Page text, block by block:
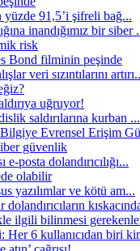
yüzde 91,5’i şifreli bağ...
inandığımız bir siber
risk
Bond filminin peşinde
veri sızıntılarını
uğruyor!
saldırılarına kurban ...
Evrensel Erişim
güvenlik
posta dolandırıcılığı...
olabilir
yazılımlar ve kötü am...
ilgili bilinmesi
6 kullanıcıdan biri